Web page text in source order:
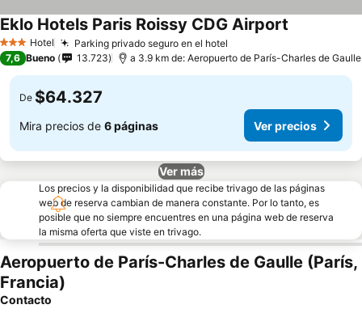
3 Estrellas
Hotel Parking privado seguro en el hotel
Eklo Hotels Paris Roissy CDG Airport
7,6 Bueno 13.723 a 3.9 km de: Aeropuerto de París-Charles de Gaulle
De $64.327
Mira precios de 6 páginas Ver precios
Ver más
Los precios y la disponibilidad que recibe trivago de las páginas
web de reserva cambian de manera constante. Por lo tanto, es
posible que no siempre encuentres en una página web de reserva
la misma oferta que viste en trivago.
Aeropuerto de París-Charles de Gaulle (París,
Francia)
Contacto